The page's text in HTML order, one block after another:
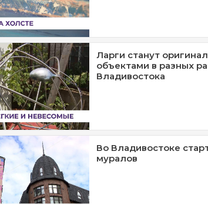
Ларги станут
объектами в разных
Владивостока
Во Владивостоке
муралов